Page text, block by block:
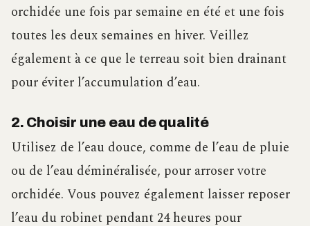
orchidée une fois par semaine en été et une fois
toutes les deux semaines en hiver. Veillez
également à ce que le terreau soit bien drainant
pour éviter l’accumulation d’eau.
2. Choisir une eau de qualité
Utilisez de l’eau douce, comme de l’eau de pluie
ou de l’eau déminéralisée, pour arroser votre
orchidée. Vous pouvez également laisser reposer
l’eau du robinet pendant 24 heures pour